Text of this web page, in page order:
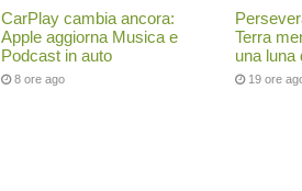
CarPlay cambia ancora:
Apple aggiorna Musica e
Podcast in auto
8 ore ago
Terra
una luna
19 ore